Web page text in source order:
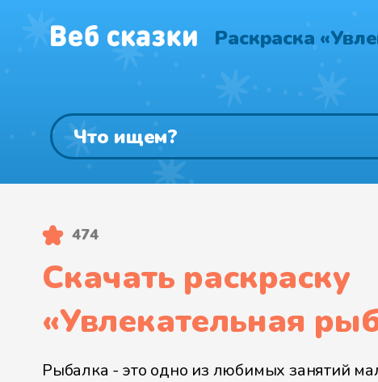
Раскраска
474
Скачать раскраску
«Увлекательная
Рыбалка - это одно из любимых занятий